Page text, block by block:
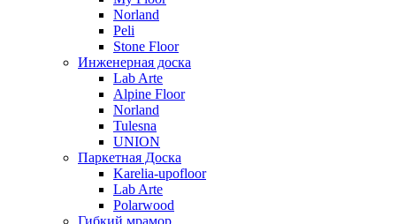
Norland
Peli
Stone Floor
Инженерная доска
Lab Arte
Alpine Floor
Norland
Tulesna
UNION
Паркетная Доска
Karelia-upofloor
Lab Arte
Polarwood
Гибкий мрамор